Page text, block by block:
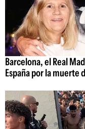
Barcelona, el Real
España por la muerte